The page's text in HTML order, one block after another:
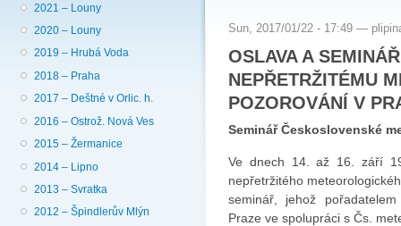
2021 – Louny
2020 – Louny
2019 – Hrubá Voda
2018 – Praha
2017 – Deštné v Orlic. h.
2016 – Ostrož. Nová Ves
2015 – Žermanice
2014 – Lipno
2013 – Svratka
2012 – Špindlerův Mlýn
Sun, 2017/01/22 - 17:49 —
OSLAVA A
NEPŘETR­ŽITÉMU
POZOROVÁNÍ V
Seminář Československé
Ve dnech 14. až 16. září
nepřetržitého
seminář, jehož
Praze ve spolupráci s Čs.